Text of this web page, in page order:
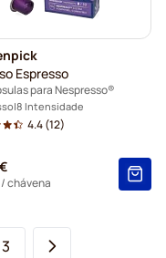
Espresso
para Nespresso®
8 Intensidade
4.4(12)
/ chávena
a ler a página
Página
3